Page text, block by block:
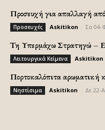
Προσευχή για απαλλαγή
Προσευχές Askitikon Σα 04-
Τη Υπερμάχω Στρατηγώ –
Λειτουργικά Κείμενα Askitikon
Πορτοκαλόπιτα αρωματική
Νηστίσιμα Askitikon Δε 22-